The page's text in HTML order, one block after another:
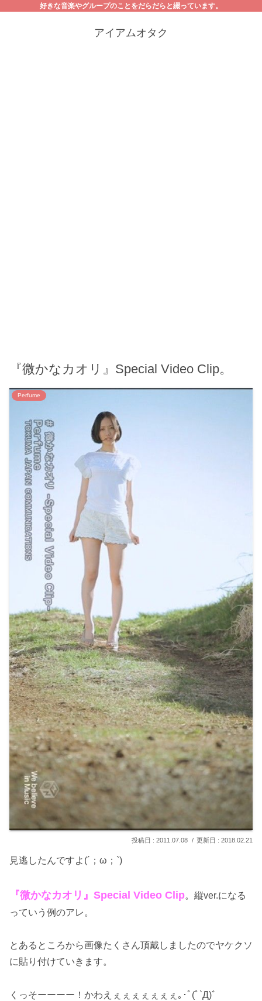
好きな音楽やグループのことをだらだらと綴っています。
アイアムオタク
『微かなカオリ』Special Video Clip。
Perfume
2011.07.08 2018.02.21
見逃したんですよ(´；ω；`)
『微かなカオリ』Special Video Clip。縦ver.になる
っていう例のアレ。
とあるところから画像たくさん頂戴しましたのでヤケクソ
に貼り付けていきます。
くっそーーーー！かわえぇぇぇぇぇぇぇ｡･ﾟ(ﾟ`Д)ﾞ